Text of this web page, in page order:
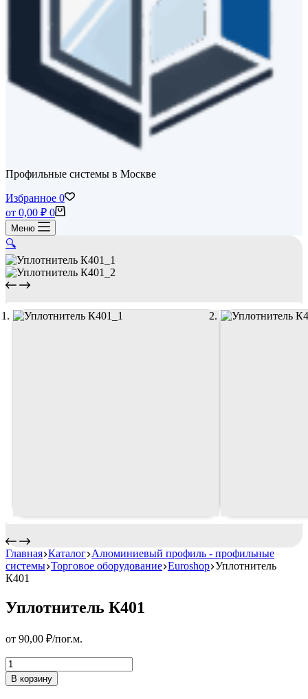
Профильные системы в Москве
Избранное 0
Корзина
от 0,00 ₽ 0
Меню
🔍
Главная Каталог Алюминиевый профиль - профильные
системы Торговое оборудование Euroshop Уплотнитель
К401
Уплотнитель К401
от 90,00 ₽/пог.м.
Уплотнитель
К401
Количество
В корзину